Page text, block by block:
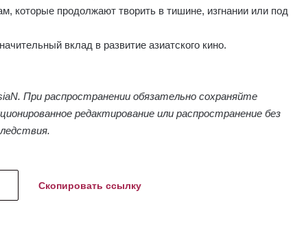
которые продолжают творить в тишине, изгнании или под
вклад в развитие азиатского кино.
При распространении обязательно сохраняйте
редактирование или распространение без
Скопировать ссылку